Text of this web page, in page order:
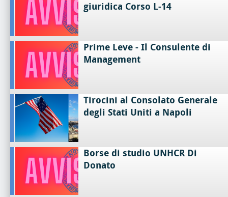
giuridica Corso L-14
Prime Leve - Il Consulente di
Management
Tirocini al Consolato Generale
degli Stati Uniti a Napoli
Borse di studio UNHCR Di
Donato